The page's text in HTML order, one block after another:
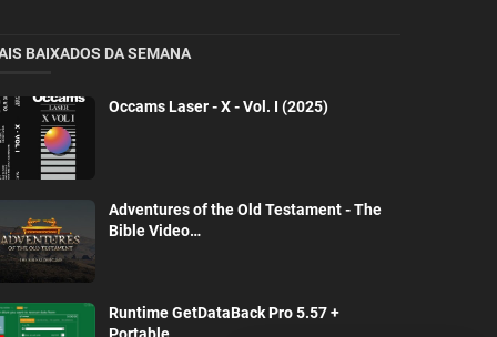
BAIXADOS DA SEMANA
Occams Laser - X - Vol. I (2025)
Adventures of the Old Testament - The
Bible Video…
Runtime GetDataBack Pro 5.57 +